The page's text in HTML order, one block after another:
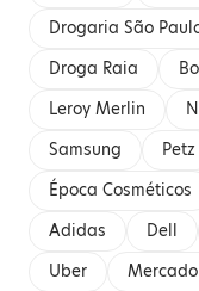
Drogaria São
Droga Raia
Leroy Merlin
Samsung
Petz
Época Cosméticos
Adidas
Dell
Uber